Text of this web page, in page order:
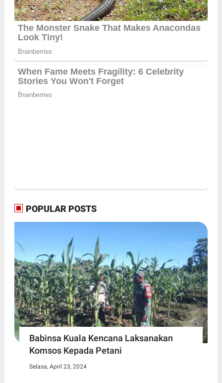
POPULAR POSTS
Babinsa Kuala Kencana Laksanakan
Komsos Kepada Petani
Selasa, April 23, 2024